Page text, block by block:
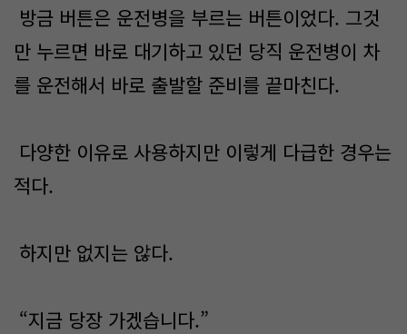
방금 버튼은 운전병을 부르는 버튼이었다. 그것
만 누르면 바로 대기하고 있던 당직 운전병이 차
를 운전해서 바로 출발할 준비를 끝마친다.
다양한 이유로 사용하지만 이렇게 다급한 경우는
적다.
하지만 없지는 않다.
“지금 당장 가겠습니다.”